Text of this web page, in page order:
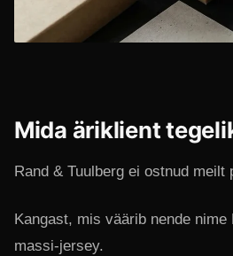
Mida äriklient
Rand & Tuulberg ei ostnud meilt
Kangast, mis väärib nende
massi-jersey.